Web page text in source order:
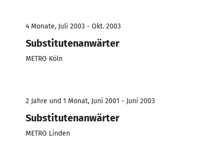
4 Monate, Juli 2003 - Okt. 2003
Substitutenanwärter
METRO Köln
2 Jahre und 1 Monat, Juni 2001 - Juni 2003
Substitutenanwärter
METRO Linden